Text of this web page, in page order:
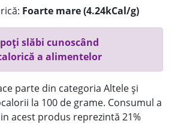
Foarte mare (4.24kCal/g)
slăbi cunoscând
a alimentelor
parte din categoria Altele și
la 100 de grame. Consumul a
acest produs reprezintă 21%